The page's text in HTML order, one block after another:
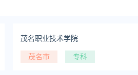
茂名职业技术学院
茂名市 专科